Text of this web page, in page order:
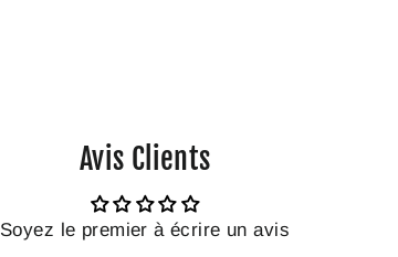
Avis Clients
Soyez le premier à écrire un avis